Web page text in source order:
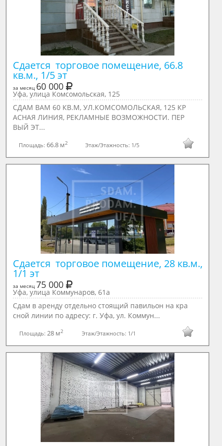
Сдается  торговое помещение, 66.8
кв.м., 1/5 эт
за месяц 60 000
Уфа, улица Комсомольская, 125
СДАМ ВАМ 60 КВ.М, УЛ.КОМСОМОЛЬСКАЯ, 125 КР
АСНАЯ ЛИНИЯ, РЕКЛАМНЫЕ ВОЗМОЖНОСТИ. ПЕР
ВЫЙ ЭТ...
Площадь:66.8 м2 Этаж/Этажность: 1/5
Сдается  торговое помещение, 28 кв.м.,
1/1 эт
за месяц 75 000
Уфа, улица Коммунаров, 61а
Сдам в аренду отдельно стоящий павильон на кра
сной линии по адресу: г. Уфа, ул. Коммун...
Площадь: 28 м2 Этаж/Этажность: 1/1